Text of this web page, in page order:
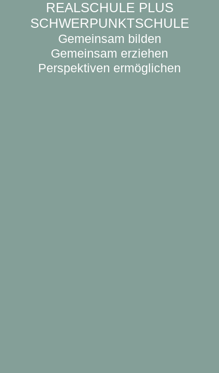
REALSCHULE PLUS
SCHWERPUNKTSCHULE
Gemeinsam bilden
Gemeinsam erziehen
Perspektiven ermöglichen